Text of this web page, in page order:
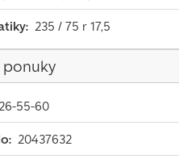
235 / 75 r 17,5
55-60
20437632